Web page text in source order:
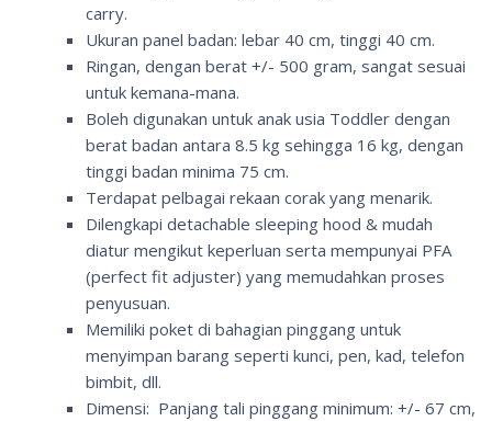
carry.
Ukuran panel badan: lebar 40 cm, tinggi 40 cm.
Ringan, dengan berat +/- 500 gram, sangat sesuai
untuk kemana-mana.
Boleh digunakan untuk anak usia Toddlerdengan
berat badan antara 8.5 kg sehingga 16 kg, dengan
tinggi badan minima 75 cm.
Terdapat pelbagai rekaan corak yang menarik.
Dilengkapi detachable sleeping hood & mudah
diatur mengikut keperluan serta mempunyai PFA
(perfect fit adjuster) yang memudahkan proses
penyusuan.
Memiliki poket di bahagian pinggang untuk
menyimpan barang seperti kunci, pen, kad, telefon
bimbit, dll.
Dimensi: Panjang tali pinggang minimum: +/- 67 cm,